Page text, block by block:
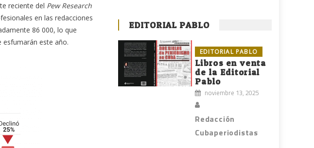
reciente del Pew Research
en las redacciones
86 000, lo que
esfumarán este año.
EDITORIAL PABLO
EDITORIAL PABLO
Libros en venta
de la Editorial
Pablo
noviembre 13, 2025
Redacción
Cubaperiodistas